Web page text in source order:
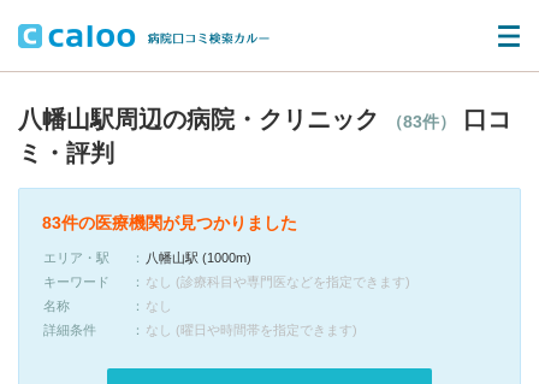
八幡山駅周辺の病院・クリニック （83件）
口コ
ミ・評判
83件の医療機関が見つかりました
エリア・駅
八幡山駅 (1000m)
キーワード
なし (診療科目や専門医などを指定できます)
名称
なし
詳細条件
なし (曜日や時間帯を指定できます)